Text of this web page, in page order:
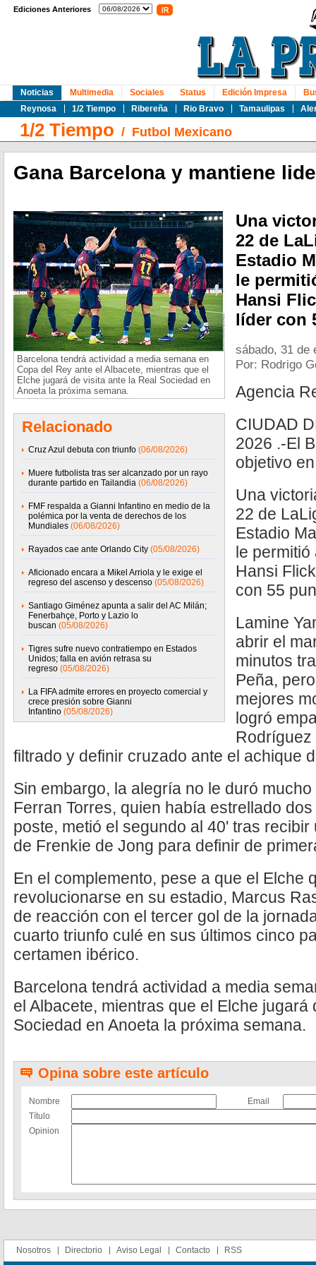
Ediciones Anteriores
Noticias
Reynosa
1/2 Tiempo Ribereña Rio Bravo Tamaulipas
Multimedia Sociales Status Edición Impresa
1/2 Tiempo / Futbol Mexicano
Gana Barcelona y mantiene
Barcelona tendrá actividad a media semana en
Copa del Rey ante el Albacete, mientras que el
Elche jugará de visita ante la Real Sociedad en
Anoeta la próxima semana.
Relacionado
Cruz Azul debuta con triunfo (06/08/2026)
Muere futbolista tras ser alcanzado por un rayo
durante partido en Tailandia (06/08/2026)
FMF respalda a Gianni Infantino en medio de la
polémica por la venta de derechos de los
Mundiales (06/08/2026)
Rayados cae ante Orlando City (05/08/2026)
Aficionado encara a Mikel Arriola y le exige el
regreso del ascenso y descenso (05/08/2026)
Santiago Giménez apunta a salir del AC Milán;
Fenerbahçe, Porto y Lazio lo
buscan (05/08/2026)
Tigres sufre nuevo contratiempo en Estados
Unidos; falla en avión retrasa su
regreso (05/08/2026)
La FIFA admite errores en proyecto comercial y
crece presión sobre Gianni
Infantino (05/08/2026)
Una
22 de
Estadio
le
Hansi
líder con
sábado, 31 de
Por: Rodrigo
Agencia
CIUDAD
2026 .-El
objetivo
Una
22 de
Estadio
le
Hansi
con 55
Lamine
abrir el
minutos
Peña,
mejores
logró
filtrado y definir cruzado ante el achique
Sin embargo, la alegría no le duró
Ferran Torres, quien había estrellado
poste, metió el segundo al 40' tras
de Frenkie de Jong para definir de
En el complemento, pese a que el Elche
revolucionarse en su estadio, Marcus
de reacción con el tercer gol de la
cuarto triunfo culé en sus últimos cinco
certamen ibérico.
Barcelona tendrá actividad a media
el Albacete, mientras que el Elche jugará
Sociedad en Anoeta la próxima semana.
Opina sobre este artículo
Nombre
Email
Título
Opinion
Nosotros Directorio Aviso Legal Contacto RSS